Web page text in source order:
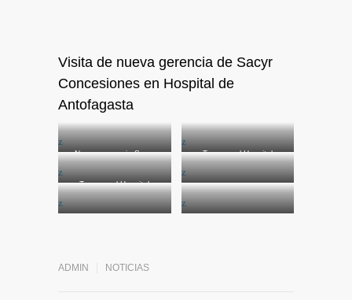
Visita de nueva gerencia de Sacyr
Concesiones en Hospital de
Antofagasta
Nueva gerencia Sacyr
Salud Siglo XXI.
Tour por el Hospital
Tour por el Hospital
ADMIN NOTICIAS